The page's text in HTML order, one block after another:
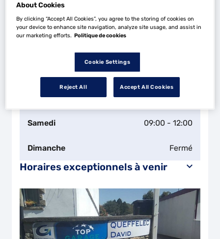
Mardi 08:30 - 12:0013:30 - 18:30
08:30 - 12:00
Vendredi 08:30 - 12:0013:30 - 18:30
Samedi 09:00 - 12:00
Dimanche Fermé
Horaires exceptionnels à venir
About Cookies
By clicking “Accept All Cookies”, you agree to the storing of cookies on
your device to enhance site navigation, analyze site usage, and assist in
our marketing efforts. Politique de cookies
Cookie Settings
Reject All Accept All Cookies